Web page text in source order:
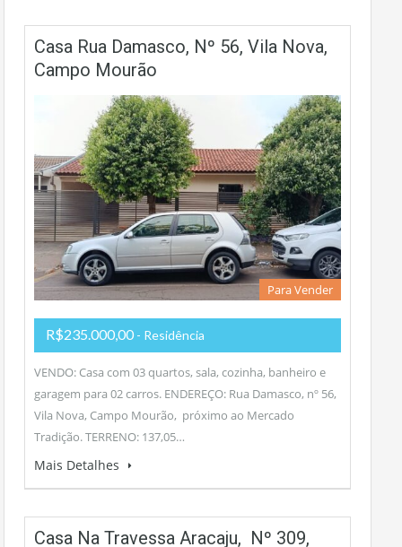
Casa Rua Damasco, Nº 56, Vila Nova,
Campo Mourão
Para Vender
R$235.000,00 - Residência
VENDO: Casa com 03 quartos, sala, cozinha, banheiro e
garagem para 02 carros. ENDEREÇO: Rua Damasco, nº 56,
Vila Nova, Campo Mourão, próximo ao Mercado
Tradição. TERRENO: 137,05…
Mais Detalhes
Casa Na Travessa Aracaju, Nº 309,